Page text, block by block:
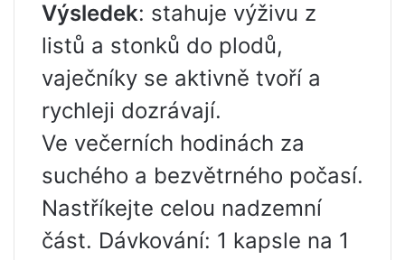
Výsledek: stahuje výživu z
listů a stonků do plodů,
vaječníky se aktivně tvoří a
rychleji dozrávají.
Ve večerních hodinách za
suchého a bezvětrného počasí.
Nastříkejte celou nadzemní
část. Dávkování: 1 kapsle na 1